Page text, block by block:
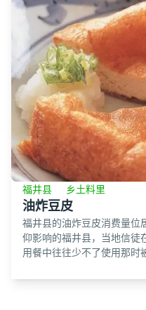
福井县 乡土料里
油炸豆皮
福井县的油炸豆皮消费量位
仰影响的福井县，当地信徒
用餐中往往少不了使用那时